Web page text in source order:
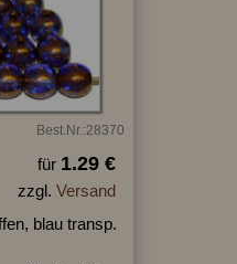
Best.Nr.:28370
für 1.29 €
zzgl. Versand
blau transp.